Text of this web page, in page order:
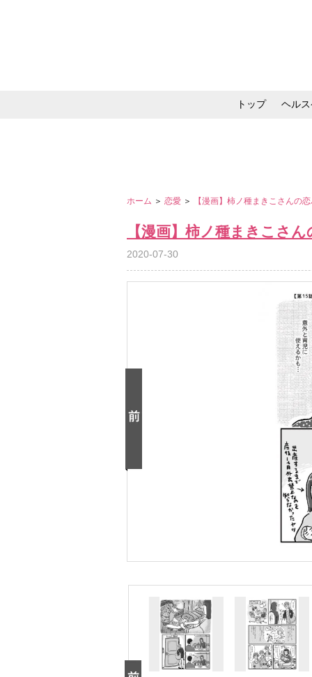
トップ ヘル
ホーム ＞ 恋愛 ＞ 【漫画】柿ノ種まきこさんの
【漫画】柿ノ種まきこさ
2020-07-30